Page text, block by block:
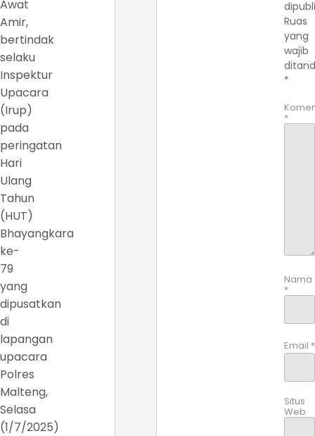
Awat
Amir,
bertindak
selaku
Inspektur
Upacara
(Irup)
pada
peringatan
Hari
Ulang
Tahun
(HUT)
Bhayangkara
ke-
79
yang
dipusatkan
di
lapangan
upacara
Polres
Malteng,
Selasa
(1/7/2025)
Ruas
yang
wajib
*
*
Nama
*
Email *
Situs
Web